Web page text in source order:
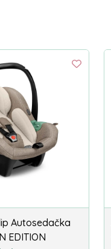
Autosedačka
EDITION